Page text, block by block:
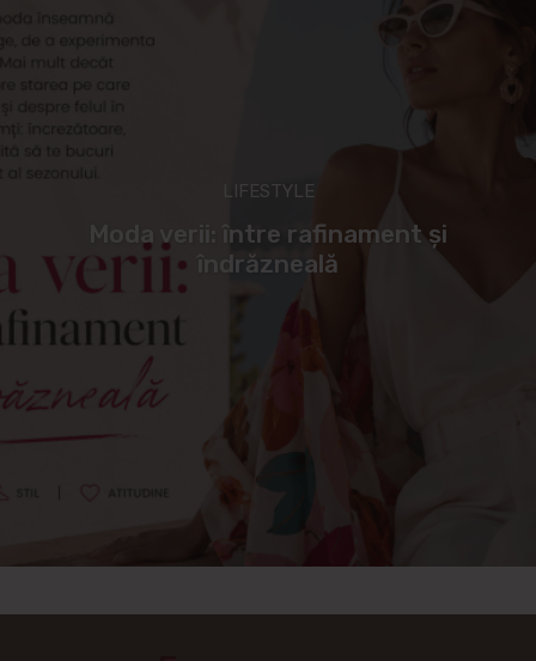
LIFESTYLE
Moda verii: între rafinament și
îndrăzneală